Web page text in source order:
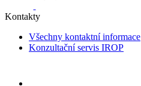
Kontakty
Všechny kontaktní informace
Konzultační servis IROP